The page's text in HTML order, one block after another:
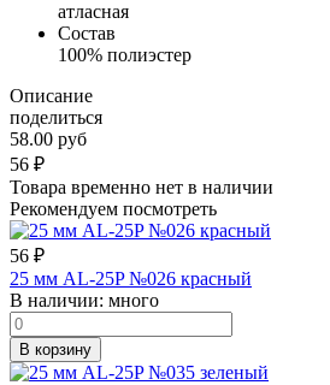
атласная
Состав
100% полиэстер
Описание
поделиться
58.00 руб
56 ₽
Товара временно нет в наличии
Рекомендуем посмотреть
56 ₽
25 мм AL-25P №026 красный
В наличии: много
В корзину